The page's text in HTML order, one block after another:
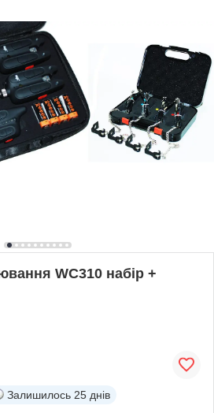
WC310 набір +
Залишилось 25 днів